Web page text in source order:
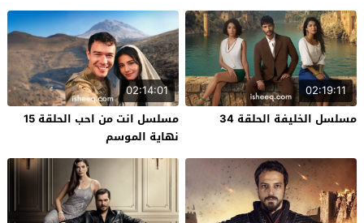
02:19:11
مسلسل الخليفة الحلقة 34
02:14:01
مسلسل انت من احب الحلقة 15
نهاية الموسم